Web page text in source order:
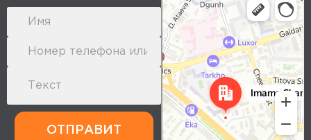
ОТПРАВИТ
Yandex Maps: search for places,
transport, and routes